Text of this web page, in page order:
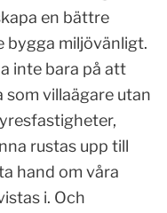
en bättre
bygga miljövänligt.
inte bara på att
villaägare utan
rustas upp till
hand om våra
i. Och